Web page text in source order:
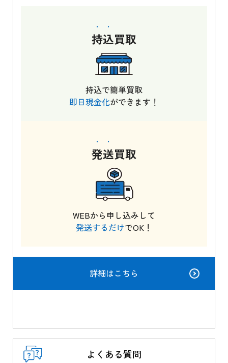
持込買取
持込で簡単買取
即日現金化ができます！
発送買取
WEBから申し込みして
発送するだけでOK！
詳細はこちら
よくある質問